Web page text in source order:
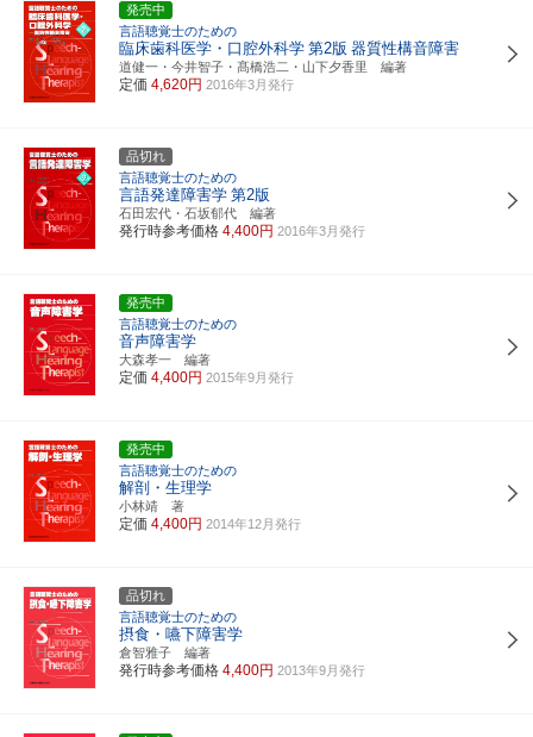
発売中
言語聴覚士のための
臨床歯科医学・口腔外科学 第2版 器質性構音障害
道健一・今井智子・髙橋浩二・山下夕香里 編著
定価 4,620円 2016年3月発行
品切れ
言語聴覚士のための
言語発達障害学 第2版
石田宏代・石坂郁代 編著
発行時参考価格 4,400円 2016年3月発行
発売中
言語聴覚士のための
音声障害学
大森孝一 編著
定価 4,400円 2015年9月発行
発売中
言語聴覚士のための
解剖・生理学
小林靖 著
定価 4,400円 2014年12月発行
品切れ
言語聴覚士のための
摂食・嚥下障害学
倉智雅子 編著
発行時参考価格 4,400円 2013年9月発行